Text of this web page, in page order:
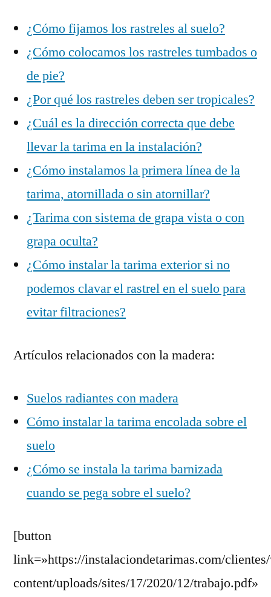
¿Cómo fijamos los rastreles al suelo?
¿Cómo colocamos los rastreles tumbados o
de pie?
¿Por qué los rastreles deben ser tropicales?
¿Cuál es la dirección correcta que debe
llevar la tarima en la instalación?
¿Cómo instalamos la primera línea de la
tarima, atornillada o sin atornillar?
¿Tarima con sistema de grapa vista o con
grapa oculta?
¿Cómo instalar la tarima exterior si no
podemos clavar el rastrel en el suelo para
evitar filtraciones?
Artículos relacionados con la madera:
Suelos radiantes con madera
Cómo instalar la tarima encolada sobre el
suelo
¿Cómo se instala la tarima barnizada
cuando se pega sobre el suelo?
[button
link=»https://instalaciondetarimas.com/
content/uploads/sites/17/2020/12/trabajo.pdf»